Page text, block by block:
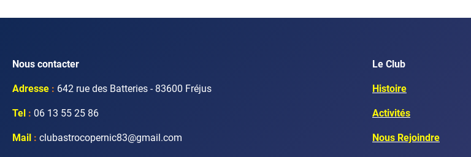
Nous contacter
Adresse : 642 rue des Batteries - 83600 Fréjus
Tel : 06 13 55 25 86
Mail : clubastrocopernic83@gmail.com
Le Club
Histoire
Activités
Nous Rejoindre